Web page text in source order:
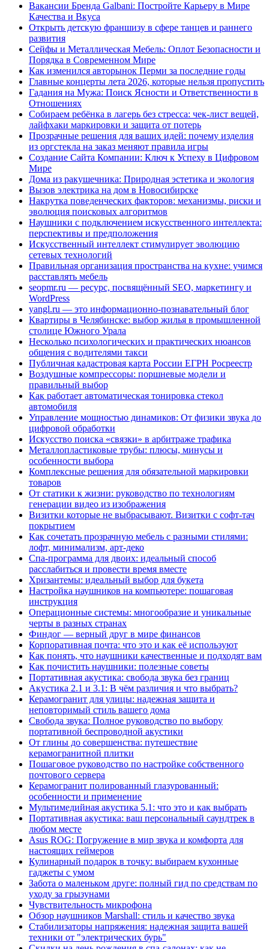
Вакансии Бренда Galbani: Постройте Карьеру в Мире
Качества и Вкуса
Открыть детскую франшизу в сфере танцев и раннего
развития
Сейфы и Металлическая Мебель: Оплот Безопасности и
Порядка в Современном Мире
Как изменился авторынок Перми за последние годы
Главные концерты лета 2026, которые нельзя пропустить
Гадания на Мужа: Поиск Ясности и Ответственности в
Отношениях
Собираем ребёнка в лагерь без стресса: чек-лист вещей,
лайфхаки маркировки и защита от потерь
Прозрачные решения для ваших идей: почему изделия
из оргстекла на заказ меняют правила игры
Создание Сайта Компании: Ключ к Успеху в Цифровом
Мире
Дома из ракушечника: Природная эстетика и экология
Вызов электрика на дом в Новосибирске
Накрутка поведенческих факторов: механизмы, риски и
эволюция поисковых алгоритмов
Наушники с подключением искусственного интеллекта:
перспективы и предположения
Искусственный интеллект стимулирует эволюцию
сетевых технологий
Правильная организация пространства на кухне: учимся
расставлять мебель
seopmr.ru — ресурс, посвящённый SEO, маркетингу и
WordPress
yangl.ru — это информационно-познавательный блог
Квартиры в Челябинске: выбор жилья в промышленной
столице Южного Урала
Несколько психологических и практических нюансов
общения с водителями такси
Публичная кадастровая карта России ЕГРН Росреестр
Воздушные компрессоры: поршневые модели и
правильный выбор
Как работает автоматическая тонировка стекол
автомобиля
Управление мощностью динамиков: От физики звука до
цифровой обработки
Искусство поиска «связки» в арбитраже трафика
Металлопластиковые трубы: плюсы, минусы и
особенности выбора
Комплексные решения для обязательной маркировки
товаров
От статики к жизни: руководство по технологиям
генерации видео из изображения
Визитки которые не выбрасывают. Визитки с софт-тач
покрытием
Как сочетать прозрачную мебель с разными стилями:
лофт, минимализм, арт-деко
Спа-программа для двоих: идеальный способ
расслабиться и провести время вместе
Хризантемы: идеальный выбор для букета
Настройка наушников на компьютере: пошаговая
инструкция
Операционные системы: многообразие и уникальные
черты в разных странах
Финдог — верный друг в мире финансов
Корпоративная почта: что это и как её используют
Как понять, что наушники качественные и подходят вам
Как почистить наушники: полезные советы
Портативная акустика: свобода звука без границ
Акустика 2.1 и 3.1: В чём различия и что выбрать?
Керамогранит для улицы: надежная защита и
неповторимый стиль вашего дома
Свобода звука: Полное руководство по выбору
портативной беспроводной акустики
От глины до совершенства: путешествие
керамогранитной плитки
Пошаговое руководство по настройке собственного
почтового сервера
Керамогранит полированный глазурованный:
особенности и применение
Мультимедийная акустика 5.1: что это и как выбрать
Портативная акустика: ваш персональный саундтрек в
любом месте
Asus ROG: Погружение в мир звука и комфорта для
настоящих геймеров
Кулинарный подарок в точку: выбираем кухонные
гаджеты с умом
Забота о маленьком друге: полный гид по средствам по
уходу за грызунами
Чувствительность микрофона
Обзор наушников Marshall: стиль и качество звука
Стабилизаторы напряжения: надежная защита вашей
техники от "электрических бурь"